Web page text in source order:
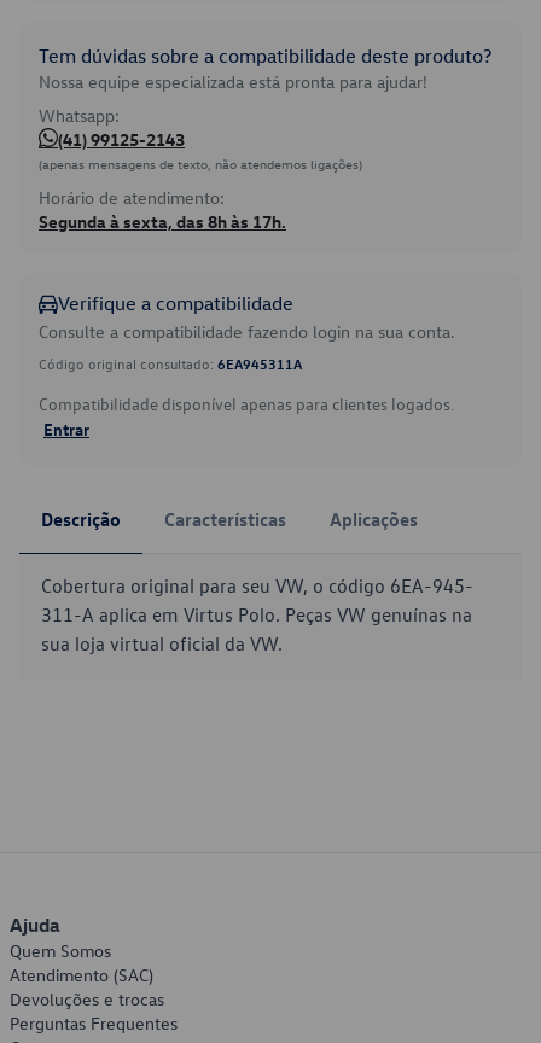
Tem dúvidas sobre a compatibilidade deste produto?
Nossa equipe especializada está pronta para ajudar!
Whatsapp:
(41) 99125-2143
(apenas mensagens de texto, não atendemos ligações)
Horário de atendimento:
Segunda à sexta, das 8h às 17h.
Verifique a compatibilidade
Consulte a compatibilidade fazendo login na sua conta.
Código original consultado: 6EA945311A
Compatibilidade disponível apenas para clientes logados.
Entrar
Descrição Características Aplicações
Cobertura original para seu VW, o código 6EA-945-
311-A aplica em Virtus Polo. Peças VW genuínas na
sua loja virtual oficial da VW.
Ajuda
Quem Somos
Atendimento (SAC)
Devoluções e trocas
Perguntas Frequentes